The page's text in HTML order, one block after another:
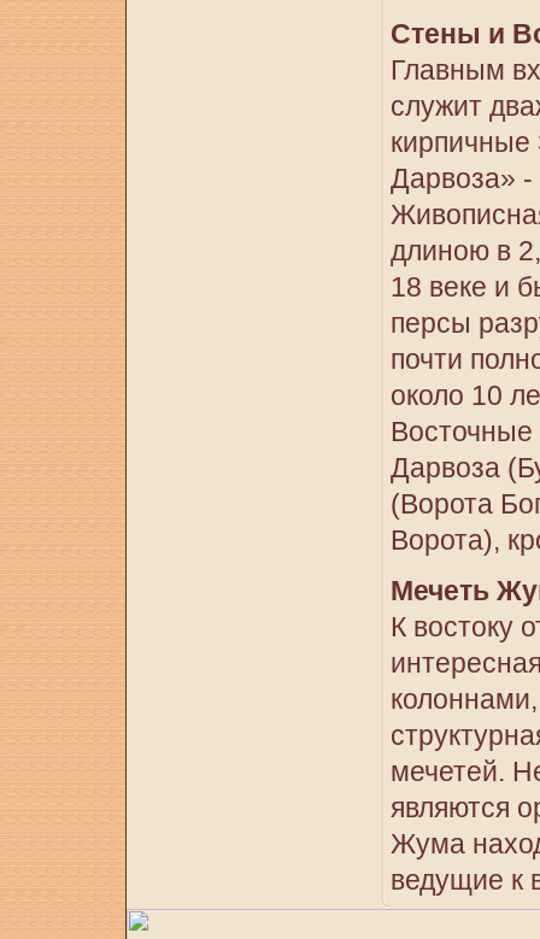
Стены и
Главным
служит
Дарвоза»
длиною в
18 веке и
персы
почти
около 10
Дарвоза
(Ворота
Ворота),
Мечеть
К востоку
мечетей.
являются
Жума
ведущие к